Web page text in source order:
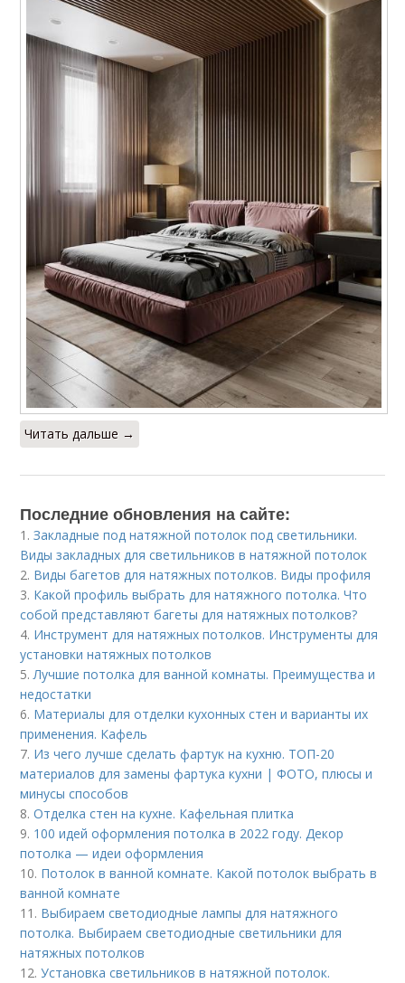
Читать дальше →
Последние обновления на сайте:
1.Закладные под натяжной потолок под светильники.
Виды закладных для светильников в натяжной потолок
2. Виды багетов для натяжных потолков. Виды профиля
3. Какой профиль выбрать для натяжного потолка. Что
собой представляют багеты для натяжных потолков?
4. Инструмент для натяжных потолков. Инструменты для
установки натяжных потолков
5.Лучшие потолка для ванной комнаты. Преимущества и
недостатки
6. Материалы для отделки кухонных стен и варианты их
применения. Кафель
7. Из чего лучше сделать фартук на кухню. ТОП-20
материалов для замены фартука кухни | ФОТО, плюсы и
минусы способов
8.Отделка стен на кухне. Кафельная плитка
9. 100 идей оформления потолка в 2022 году. Декор
потолка — идеи оформления
10. Потолок в ванной комнате. Какой потолок выбрать в
ванной комнате
11. Выбираем светодиодные лампы для натяжного
потолка. Выбираем светодиодные светильники для
натяжных потолков
12.Установка светильников в натяжной потолок.